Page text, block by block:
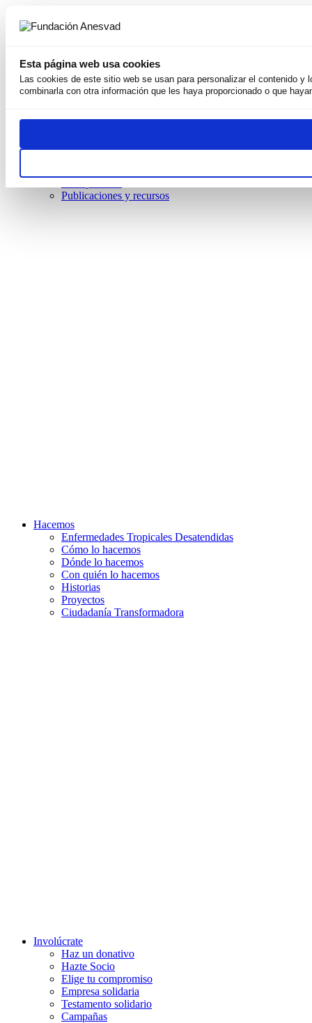
Esta página web usa cookies
Las cookies de este sitio web se usan para personalizar el contenido
combinarla con otra información que les haya proporcionado o que
Somos
Nuestra Misión
Publicaciones y recursos
Hacemos
Enfermedades Tropicales Desatendidas
Cómo lo hacemos
Dónde lo hacemos
Con quién lo hacemos
Historias
Proyectos
Ciudadanía Transformadora
Involúcrate
Haz un donativo
Hazte Socio
Elige tu compromiso
Empresa solidaria
Testamento solidario
Campañas